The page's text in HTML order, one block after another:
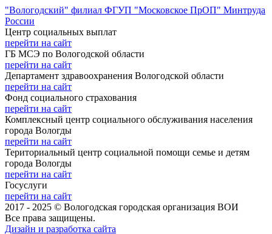
"Вологодский" филиал ФГУП "Московское ПрОП" Минтруда
России
Центр социальных выплат
перейти на сайт
ГБ МСЭ по Вологодской области
перейти на сайт
Департамент здравоохранения Вологодской области
перейти на сайт
Фонд социального страхования
перейти на сайт
Комплексный центр социального обслуживания населения
города Вологды
перейти на сайт
Териториальный центр социальной помощи семье и детям
города Вологды
перейти на сайт
Госуслуги
перейти на сайт
2017 - 2025 © Вологодская городская организация ВОИ
Все права защищены.
Дизайн и разработка сайта